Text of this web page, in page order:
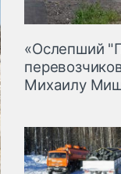
«Ослепший
Михаилу